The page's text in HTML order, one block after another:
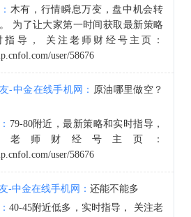
美联储巴尔金：就业数据表现为低招聘、低裁员状态。
木有，行情瞬息万变，盘中机会转
为了让大家第一时间获取最新策略
指导， 关注老师财经号主页：
user/58676
-中金在线手机网： 原油哪里做空？
79-80附近，最新策略和实时指导，
老师财经号主页：
user/58676
-中金在线手机网： 还能不能多
40-45附近低多，实时指导， 关注老